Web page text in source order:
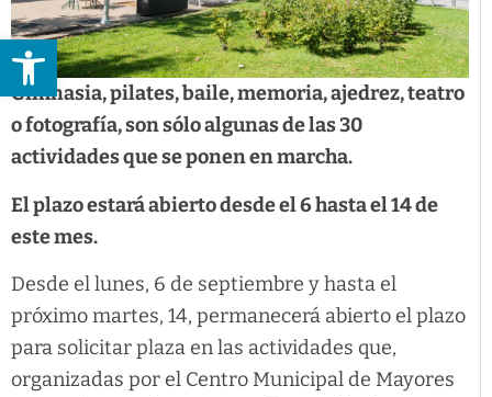
Abrir barra de herramientas
Gimnasia, pilates, baile, memoria, ajedrez, teatro
o fotografía, son sólo algunas de las 30
actividades que se ponen en marcha.
El plazo estará abierto desde el 6 hasta el 14 de
este mes.
Desde el lunes, 6 de septiembre y hasta el
próximo martes, 14, permanecerá abierto el plazo
para solicitar plaza en las actividades que,
organizadas por el Centro Municipal de Mayores